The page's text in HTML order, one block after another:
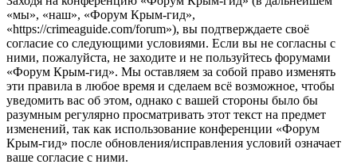
«мы», «наш», «Форум Крым-гид»,
«https://crimeaguide.com/forum»), вы подтверждаете своё
согласие со следующими условиями. Если вы не согласны с
ними, пожалуйста, не заходите и не пользуйтесь форумами
«Форум Крым-гид». Мы оставляем за собой право изменять
эти правила в любое время и сделаем всё возможное, чтобы
уведомить вас об этом, однако с вашей стороны было бы
разумным регулярно просматривать этот текст на предмет
изменений, так как использование конференции «Форум
Крым-гид» после обновления/исправления условий означает
ваше согласие с ними.